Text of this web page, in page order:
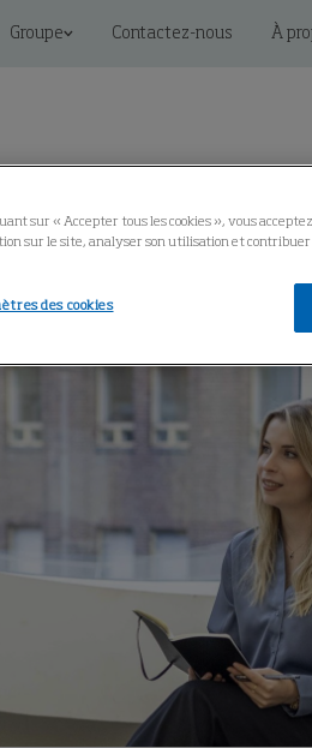
Groupe Contactez-nous À
sur « Accepter tous les cookies », vous
sur le site, analyser son utilisation et
des cookies